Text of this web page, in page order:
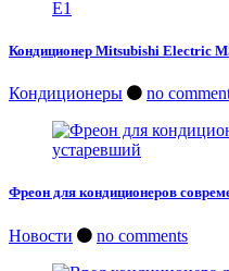
Кондиционер Mitsubishi Electric
Кондиционеры no
Фреон для кондиционеров
Новости no comments